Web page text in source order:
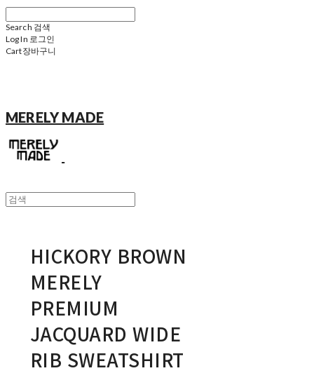
Search 검색
Log In 로그인
Cart장바구니
MERELY MADE
HICKORY BROWN
MERELY
PREMIUM
JACQUARD WIDE
RIB SWEATSHIRT